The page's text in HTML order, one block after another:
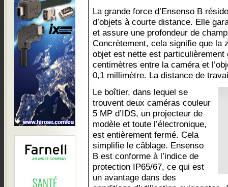
La grande force d’Ensenso B
d’objets à courte distance. Elle
et assure une profondeur de
Concrètement, cela signifie que la
objet est nette est particulièrement
centimètres entre la caméra et
0,1 millimètre. La distance de
Le boîtier, dans lequel se
trouvent deux caméras couleur
5 MP d’IDS, un projecteur de
modèle et toute l’électronique,
est entièrement fermé. Cela
simplifie le câblage. Ensenso
B est conforme à l’indice de
protection IP65/67, ce qui est
un avantage dans des